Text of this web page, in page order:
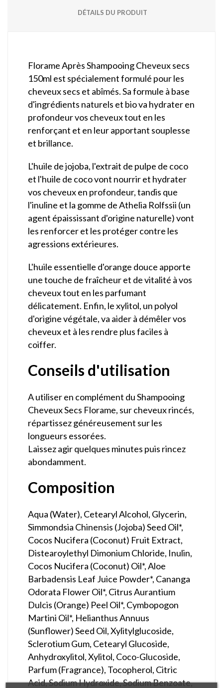
DÉTAILS DU PRODUIT
Florame Après Shampooing Cheveux secs
150ml est spécialement formulé pour les
cheveux secs et abîmés. Sa formule à base
d'ingrédients naturels et bio va hydrater en
profondeur vos cheveux tout en les
renforçant et en leur apportant souplesse
et brillance.
L'huile de jojoba, l'extrait de pulpe de coco
et l'huile de coco vont nourrir et hydrater
vos cheveux en profondeur, tandis que
l'inuline et la gomme de Athelia Rolfssii (un
agent épaississant d'origine naturelle) vont
les renforcer et les protéger contre les
agressions extérieures.
L'huile essentielle d'orange douce apporte
une touche de fraîcheur et de vitalité à vos
cheveux tout en les parfumant
délicatement. Enfin, le xylitol, un polyol
d'origine végétale, va aider à démêler vos
cheveux et à les rendre plus faciles à
coiffer.
Conseils d'utilisation
A utiliser en complément du Shampooing
Cheveux Secs Florame, sur cheveux rincés,
répartissez généreusement sur les
longueurs essorées.
Laissez agir quelques minutes puis rincez
abondamment.
Composition
Aqua (Water), Cetearyl Alcohol, Glycerin,
Simmondsia Chinensis (Jojoba) Seed Oil*,
Cocos Nucifera (Coconut) Fruit Extract,
Distearoylethyl Dimonium Chloride, Inulin,
Cocos Nucifera (Coconut) Oil*, Aloe
Barbadensis Leaf Juice Powder*, Cananga
Odorata Flower Oil*, Citrus Aurantium
Dulcis (Orange) Peel Oil*, Cymbopogon
Martini Oil*, Helianthus Annuus
(Sunflower) Seed Oil, Xylitylglucoside,
Sclerotium Gum, Cetearyl Glucoside,
Anhydroxylitol, Xylitol, Coco-Glucoside,
Parfum (Fragrance), Tocopherol, Citric
Acid, Sodium Hydroxide, Sodium Benzoate,